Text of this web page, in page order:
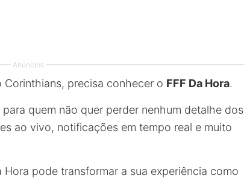
Anúncios
precisa conhecer o FFF Da Hora.
quem não quer perder nenhum detalhe dos
ao vivo, notificações em tempo real e muito
pode transformar a sua experiência como